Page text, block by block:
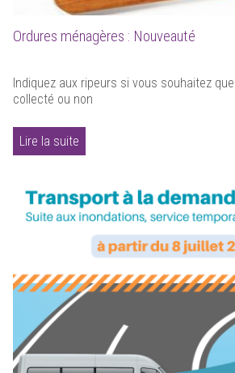
Ordures ménagères : Nouveauté
Indiquez aux ripeurs si vous souhaitez
collecté ou non
Lire la suite